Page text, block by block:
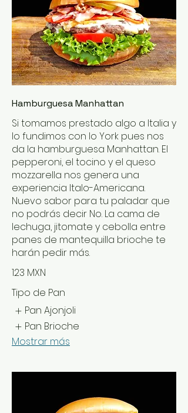
Hamburguesa Manhattan
Si tomamos prestado algo a Italia y
lo fundimos con lo York pues nos
da la hamburguesa Manhattan. El
pepperoni, el tocino y el queso
mozzarella nos genera una
experiencia Italo-Americana.
Nuevo sabor para tu paladar que
no podrás decir No. La cama de
lechuga, jitomate y cebolla entre
panes de mantequilla brioche te
harán pedir más.
123 MXN
Tipo de Pan
Pan Ajonjoli
Pan Brioche
Mostrar más